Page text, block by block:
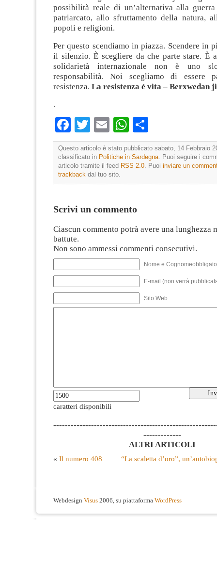
possibilità reale di un’alternativa alla guerra
patriarcato, allo sfruttamento della natura,
popoli e religioni.
Per questo scendiamo in piazza. Scendere in
il silenzio. È scegliere da che parte stare. È
solidarietà internazionale non è uno
responsabilità. Noi scegliamo di essere
resistenza. La resistenza é vita – Berxwedan
.
Facebook
TwitterEmailWhatsApp
Questo articolo è stato pubblicato sabato, 14 Febbraio
classificato in Politiche in Sardegna. Puoi seguire i
articolo tramite il feed RSS 2.0. Puoi inviare un
trackback dal tuo sito.
Scrivi un commento
Ciascun commento potrà avere una lunghezza
battute.
Non sono ammessi commenti consecutivi.
Nome e
E-mail (non verrà
Sito Web
caratteri disponibili
-------------
ALTRI ARTICOLI
« Il numero 408 “La scaletta d’oro”,
Webdesign Visus 2006, su piattaforma WordPress